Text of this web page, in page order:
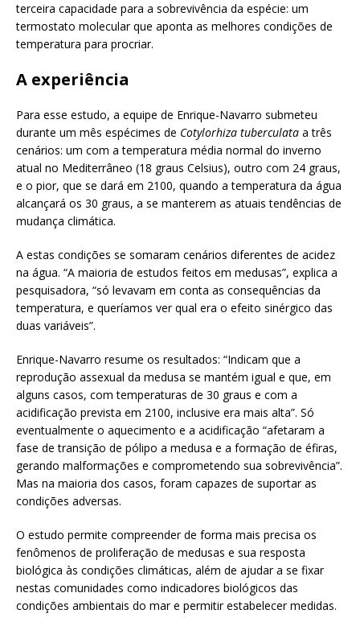
terceira capacidade para a sobrevivência da espécie: um
termostato molecular que aponta as melhores condições de
temperatura para procriar.
A experiência
Para esse estudo, a equipe de Enrique-Navarro submeteu
durante um mês espécimes de Cotylorhiza tuberculata a três
cenários: um com a temperatura média normal do inverno
atual no Mediterrâneo (18 graus Celsius), outro com 24 graus,
e o pior, que se dará em 2100, quando a temperatura da água
alcançará os 30 graus, a se manterem as atuais tendências de
mudança climática.
A estas condições se somaram cenários diferentes de acidez
na água. “A maioria de estudos feitos em medusas”, explica a
pesquisadora, “só levavam em conta as consequências da
temperatura, e queríamos ver qual era o efeito sinérgico das
duas variáveis”.
Enrique-Navarro resume os resultados: “Indicam que a
reprodução assexual da medusa se mantém igual e que, em
alguns casos, com temperaturas de 30 graus e com a
acidificação prevista em 2100, inclusive era mais alta”. Só
eventualmente o aquecimento e a acidificação “afetaram a
fase de transição de pólipo a medusa e a formação de éfiras,
gerando malformações e comprometendo sua sobrevivência”.
Mas na maioria dos casos, foram capazes de suportar as
condições adversas.
O estudo permite compreender de forma mais precisa os
fenômenos de proliferação de medusas e sua resposta
biológica às condições climáticas, além de ajudar a se fixar
nestas comunidades como indicadores biológicos das
condições ambientais do mar e permitir estabelecer medidas.